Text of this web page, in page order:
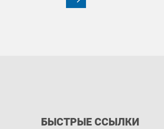
БЫСТРЫЕ ССЫЛКИ